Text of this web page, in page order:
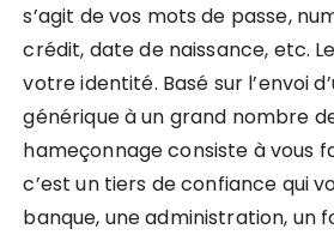
s’agit de vos mots de passe,
crédit, date de naissance, etc.
votre identité. Basé sur l’envoi
générique à un grand nombre
hameçonnage consiste à vous
c’est un tiers de confiance qui
banque, une administration, un